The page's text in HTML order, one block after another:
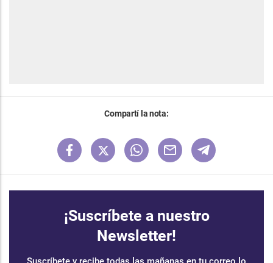
Compartí la nota:
¡Suscríbete a nuestro
Newsletter!